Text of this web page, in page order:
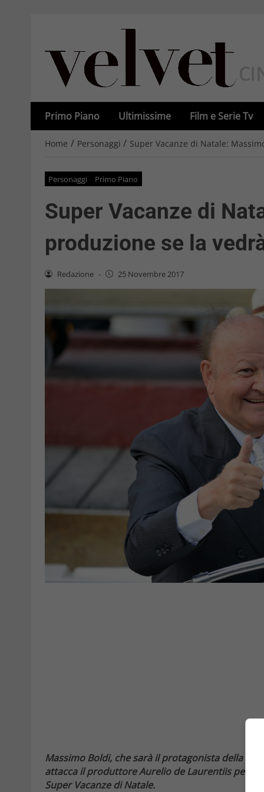
Primo Piano Ultimissime Film e Serie Tv
Home / Personaggi / Super Vacanze di Natale:
Personaggi Primo Piano
Super Vacanze di
produzione se la
Redazione - 25 Novembre 2017
Massimo Boldi, che sarà il protagonista della
attacca il produttore Aurelio de Laurentiis per la
Super Vacanze di Natale.